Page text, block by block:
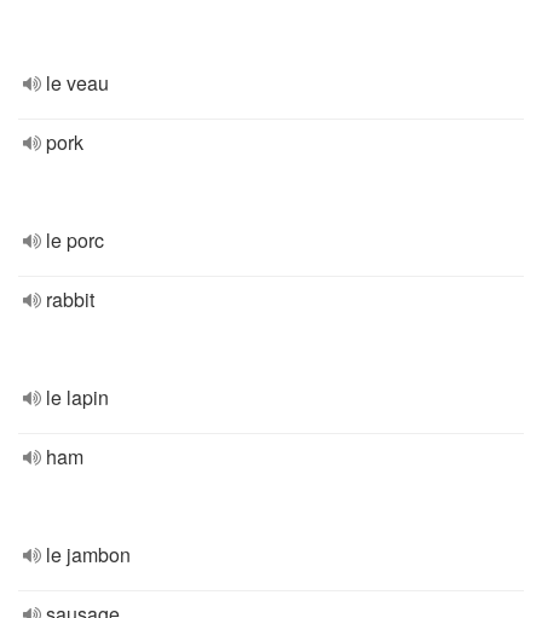
le veau
pork
le porc
rabbit
le lapin
ham
le jambon